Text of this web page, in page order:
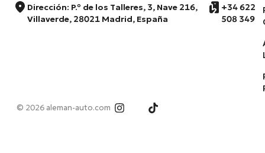
Dirección: P.º de los Talleres, 3, Nave 216,
Villaverde, 28021 Madrid, España
+34 622
508 349
© 2026 aleman-auto.com